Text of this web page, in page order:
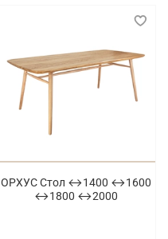
ОРХУС Стол ↔1400 ↔1600
↔1800 ↔2000